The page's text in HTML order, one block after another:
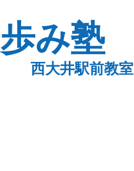
歩み塾
西大井駅前教室